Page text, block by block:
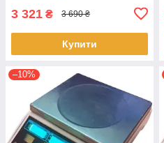
3 321 ₴ 3 690 ₴
Купити
–10%